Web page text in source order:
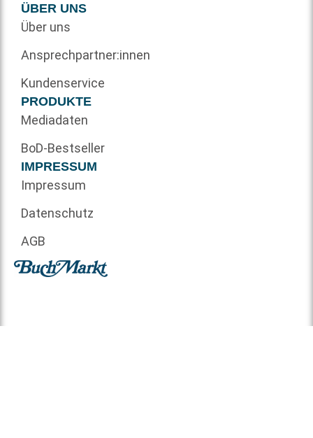
ÜBER UNS
Über uns
Ansprechpartner:innen
Kundenservice
PRODUKTE
Mediadaten
BoD-Bestseller
IMPRESSUM
Impressum
Datenschutz
AGB